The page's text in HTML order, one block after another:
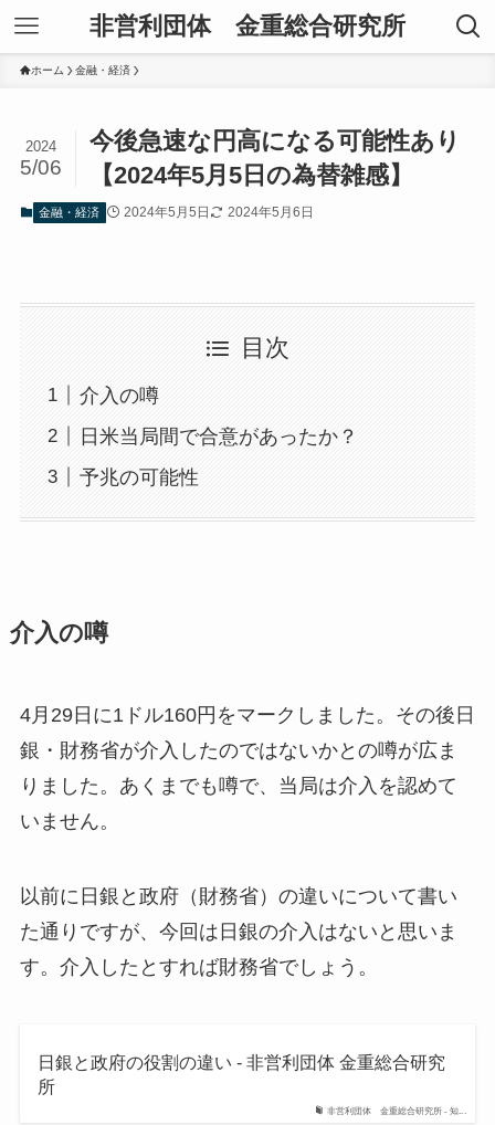
非営利団体 金重総合研究所
ホーム 金融・経済
今後急速な円高になる可能性あり
【2024年5月5日の為替雑感】
2024
5/06
金融・経済 2024年5月5日 2024年5月6日
目次
介入の噂
日米当局間で合意があったか？
予兆の可能性
介入の噂
4月29日に1ドル160円をマークしました。その後日
銀・財務省が介入したのではないかとの噂が広ま
りました。あくまでも噂で、当局は介入を認めて
いません。
以前に日銀と政府（財務省）の違いについて書い
た通りですが、今回は日銀の介入はないと思いま
す。介入したとすれば財務省でしょう。
非営利団体 金重総合研究所 - 知...
日銀と政府の役割の違い - 非営利団体 金重総合研究
所